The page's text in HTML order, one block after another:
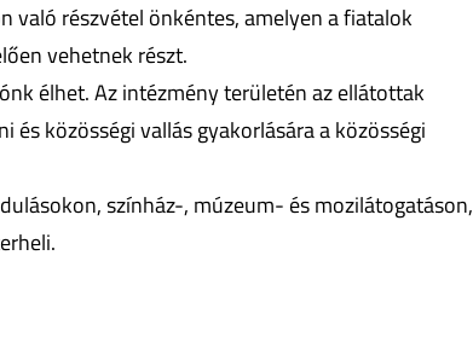
részvétel önkéntes, amelyen a fiatalok
vehetnek részt.
élhet. Az intézmény területén az ellátottak
és közösségi vallás gyakorlására a közösségi
színház-, múzeum- és mozilátogatáson,